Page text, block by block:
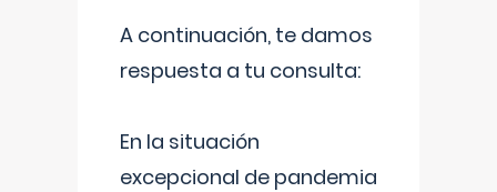
A continuación, te damos
respuesta a tu consulta:
En la situación
excepcional de pandemia